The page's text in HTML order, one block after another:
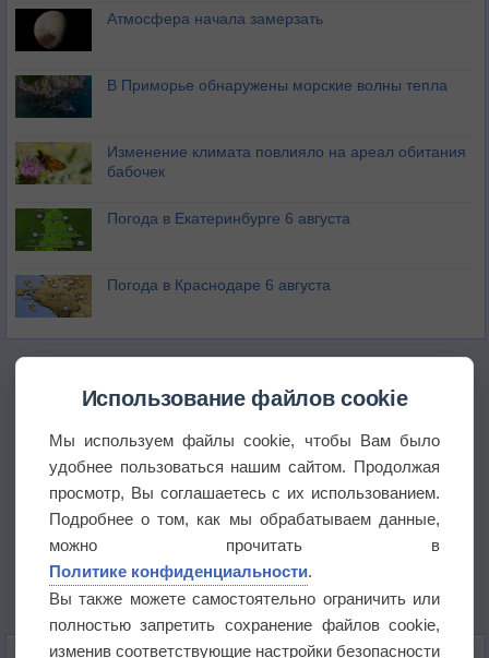
Атмосфера начала замерзать
В Приморье обнаружены морские волны тепла
Изменение климата повлияло на ареал обитания
бабочек
Погода в Екатеринбурге 6 августа
Погода в Краснодаре 6 августа
ЭТО ИНТЕРЕСНО
Использование файлов cookie
Мы используем файлы cookie, чтобы Вам было
удобнее пользоваться нашим сайтом. Продолжая
просмотр, Вы соглашаетесь с их использованием.
Подробнее о том, как мы обрабатываем данные,
можно прочитать в
Политике конфиденциальности.
Вы также можете самостоятельно ограничить или
полностью запретить сохранение файлов cookie,
изменив соответствующие настройки безопасности